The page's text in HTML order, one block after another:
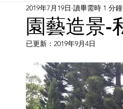
商場/商店 政府 辦公室
園藝造景-
2019年7月19日 讀畢需時 1 分鐘
已更新： 2019年9月4日